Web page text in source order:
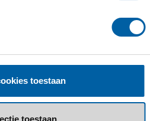
toestaan
toestaan